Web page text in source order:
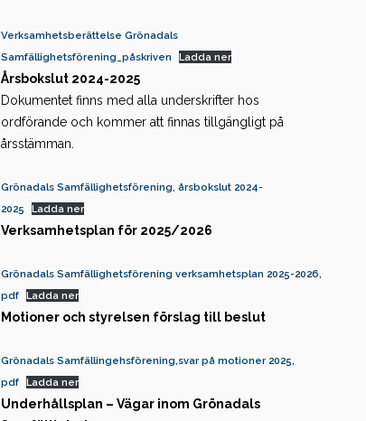
Verksamhetsberättelse Grönadals
Samfällighetsförening_påskriven
Ladda ner
Årsbokslut 2024-2025
Dokumentet finns med alla underskrifter hos
ordförande och kommer att finnas tillgängligt på
årsstämman.
Grönadals Samfällighetsförening, årsbokslut 2024-
2025
Ladda ner
Verksamhetsplan för 2025/2026
Grönadals Samfällighetsförening verksamhetsplan 2025-2026,
pdf Ladda ner
Motioner och styrelsen förslag till beslut
Grönadals Samfällingehsförening,svar på motioner 2025,
pdf Ladda ner
Underhållsplan – Vägar inom Grönadals